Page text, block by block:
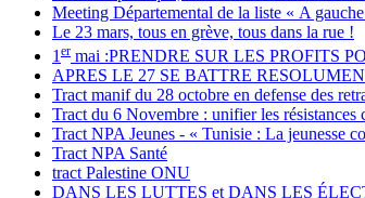
Meeting Départemental de la liste « A
Le 23 mars, tous en grève, tous dans la rue !
1 er mai :PRENDRE SUR LES PROFITS
APRES LE 27 SE BATTRE
Tract manif du 28 octobre en defense des
Tract du 6 Novembre : unifier les résistances
Tract NPA Jeunes - « Tunisie : La jeunesse
Tract NPA Santé
tract Palestine ONU
DANS LES LUTTES et DANS LES